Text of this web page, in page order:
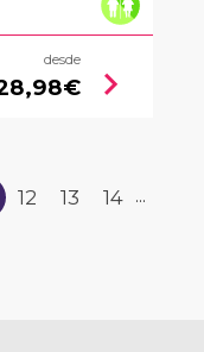
desde
chevron_right
12 13 14 ...